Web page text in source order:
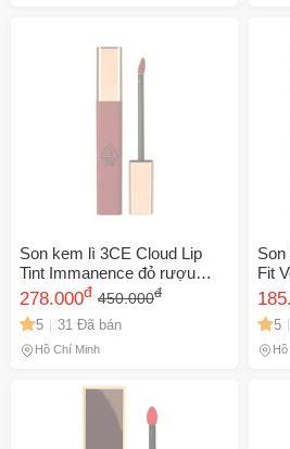
Son kem lì 3CE Cloud Lip
Tint Immanence đỏ rượu
vang - Chất son mịn, bền
màu, sắc đỏ sang chảnh cho
đôi môi gợi cảm
278.000đ 450.000đ
5 31 Đã bán
Hồ Chí Minh
Fit
5